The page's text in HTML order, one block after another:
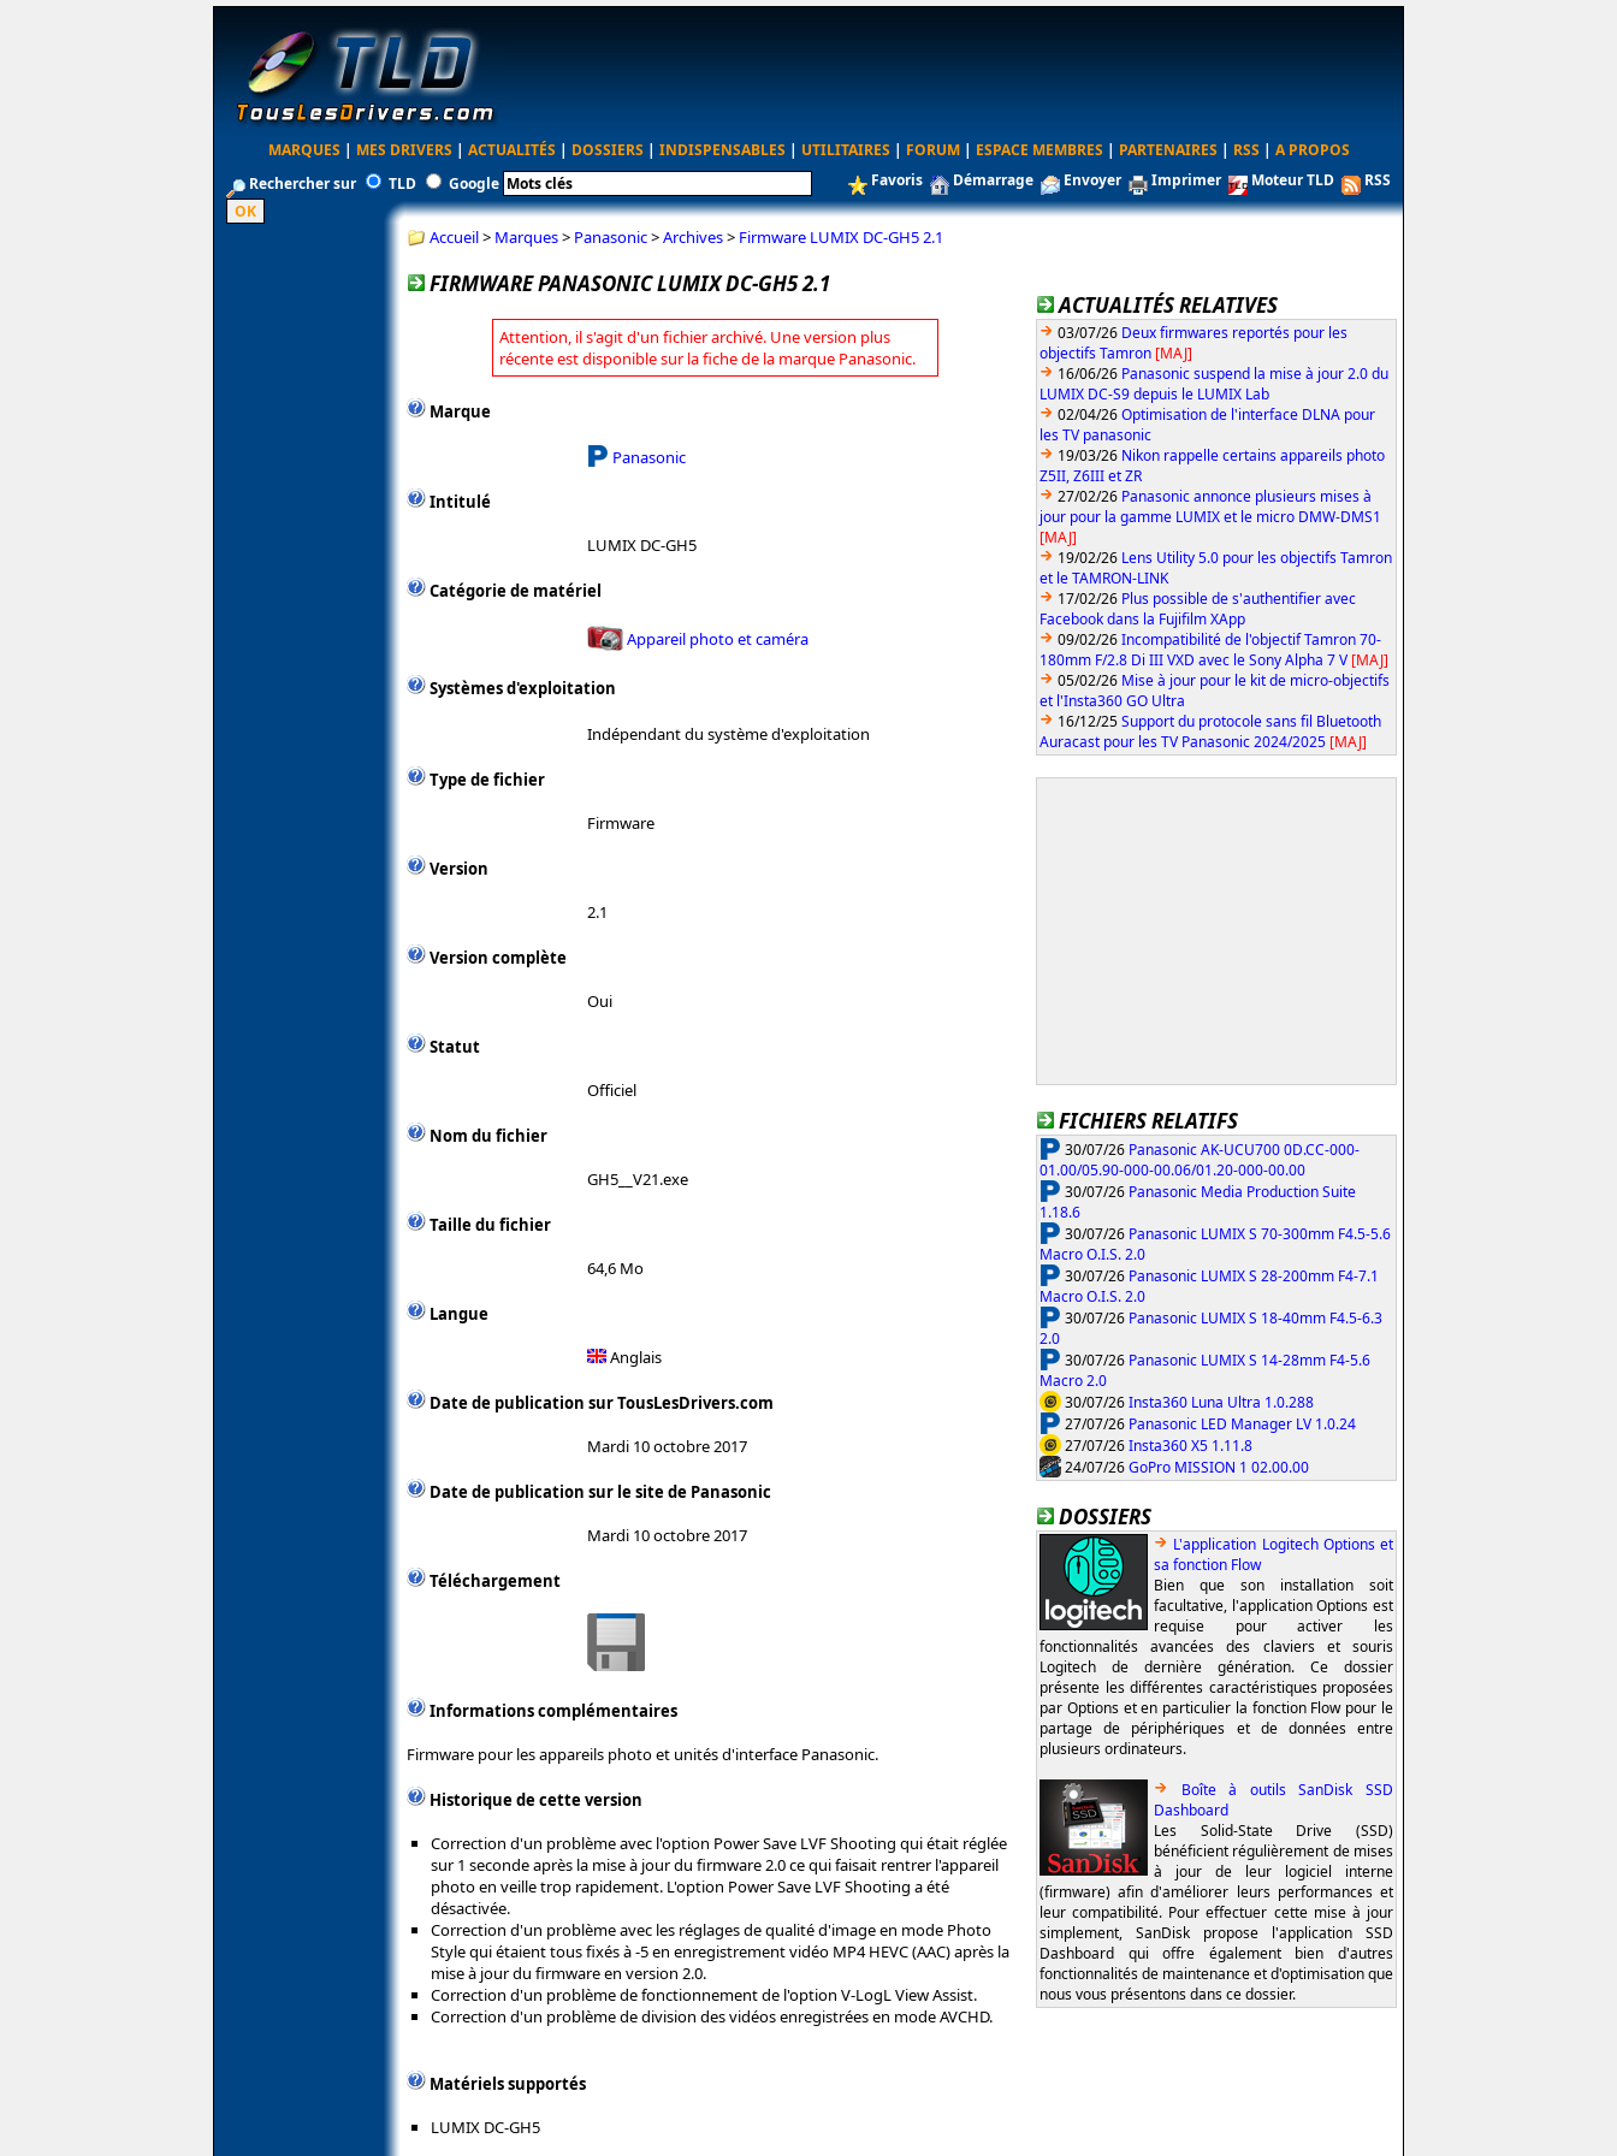
MARQUES | MES DRIVERS | ACTUALITÉS | DOSSIERS | INDISPENSABLES | UTILITAIRES | FORUM | ESPACE MEMBRES | PARTENAIRES | RSS | A PROPOS
Rechercher sur
TLD Google Favoris Démarrage Envoyer Imprimer Moteur TLD RSS
Accueil> Marques> Panasonic>Archives> Firmware LUMIX DC-GH5 2.1
FIRMWARE PANASONIC LUMIX DC-GH5 2.1
Attention, il s'agit d'un fichier archivé. Une version plus
récente est disponible sur la fiche de la marque Panasonic.
Marque
Panasonic
Intitulé
LUMIX DC-GH5
Catégorie de matériel
Appareil photo et caméra
Systèmes d'exploitation
Indépendant du système d'exploitation
Type de fichier
Firmware
Version
2.1
Version complète
Oui
Statut
Officiel
Nom du fichier
GH5__V21.exe
Taille du fichier
64,6 Mo
Langue
Anglais
Date de publication sur TousLesDrivers.com
Mardi 10 octobre 2017
Date de publication sur le site de Panasonic
Mardi 10 octobre 2017
Téléchargement
Informations complémentaires
Firmware pour les appareils photo et unités d'interface Panasonic.
Historique de cette version
Correction d'un problème avec l'option Power Save LVF Shooting qui était réglée
sur 1 seconde après la mise à jour du firmware 2.0 ce qui faisait rentrer l'appareil
photo en veille trop rapidement. L'option Power Save LVF Shooting a été
désactivée.
Correction d'un problème avec les réglages de qualité d'image en mode Photo
Style qui étaient tous fixés à -5 en enregistrement vidéo MP4 HEVC (AAC) après la
mise à jour du firmware en version 2.0.
Correction d'un problème de fonctionnement de l'option V-LogL View Assist.
Correction d'un problème de division des vidéos enregistrées en mode AVCHD.
Matériels supportés
LUMIX DC-GH5
ACTUALITÉS RELATIVES
03/07/26 Deux firmwares reportés pour les
objectifs Tamron [MAJ]
16/06/26 Panasonic suspend la mise à jour 2.0 du
LUMIX DC-S9 depuis le LUMIX Lab
02/04/26Optimisation de l'interface DLNA pour
les TV panasonic
19/03/26 Nikon rappelle certains appareils photo
Z5II, Z6III et ZR
27/02/26 Panasonic annonce plusieurs mises à
jour pour la gamme LUMIX et le micro DMW-DMS1
[MAJ]
19/02/26 Lens Utility 5.0 pour les objectifs Tamron
et le TAMRON-LINK
17/02/26 Plus possible de s'authentifier avec
Facebook dans la Fujifilm XApp
09/02/26Incompatibilité de l'objectif Tamron 70-
180mm F/2.8 Di III VXD avec le Sony Alpha 7 V [MAJ]
05/02/26 Mise à jour pour le kit de micro-objectifs
et l'Insta360 GO Ultra
16/12/25Support du protocole sans fil Bluetooth
Auracast pour les TV Panasonic 2024/2025 [MAJ]
FICHIERS RELATIFS
30/07/26 Panasonic AK-UCU700 0D.CC-000-
01.00/05.90-000-00.06/01.20-000-00.00
30/07/26 Panasonic Media Production Suite
1.18.6
30/07/26 Panasonic LUMIX S 70-300mm F4.5-5.6
Macro O.I.S. 2.0
30/07/26 Panasonic LUMIX S 28-200mm F4-7.1
Macro O.I.S. 2.0
30/07/26 Panasonic LUMIX S 18-40mm F4.5-6.3
2.0
30/07/26 Panasonic LUMIX S 14-28mm F4-5.6
Macro 2.0
30/07/26Insta360 Luna Ultra 1.0.288
27/07/26 Panasonic LED Manager LV 1.0.24
27/07/26Insta360 X5 1.11.8
24/07/26GoPro MISSION 1 02.00.00
DOSSIERS
L'application Logitech Options et
sa fonction Flow
Bien que son installation soit
facultative, l'application Options est
requise pour activer les
fonctionnalités avancées des claviers et souris
Logitech de dernière génération. Ce dossier
présente les différentes caractéristiques proposées
par Options et en particulier la fonction Flow pour le
partage de périphériques et de données entre
plusieurs ordinateurs.
Boîte à outils SanDisk SSD
Dashboard
Les Solid-State Drive (SSD)
bénéficient régulièrement de mises
à jour de leur logiciel interne
(firmware) afin d'améliorer leurs performances et
leur compatibilité. Pour effectuer cette mise à jour
simplement, SanDisk propose l'application SSD
Dashboard qui offre également bien d'autres
fonctionnalités de maintenance et d'optimisation que
nous vous présentons dans ce dossier.